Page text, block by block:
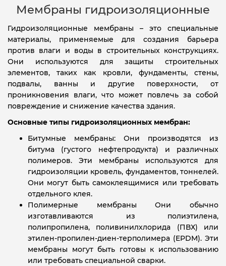
Мембраны гидроизоляционные
Гидроизоляционные мембраны – это специальные
материалы, применяемые для создания барьера
против влаги и воды в строительных конструкциях.
Они используются для защиты строительных
элементов, таких как кровли, фундаменты, стены,
подвалы, ванны и другие поверхности, от
проникновения влаги, что может повлечь за собой
повреждение и снижение качества здания.
Основные типы гидроизоляционных мембран:
Битумные мембраны: Они производятся из
битума (густого нефтепродукта) и различных
полимеров. Эти мембраны используются для
гидроизоляции кровель, фундаментов, тоннелей.
Они могут быть самоклеящимися или требовать
отдельного клея.
Полимерные мембраны Они обычно
изготавливаются из полиэтилена,
полипропилена, поливинилхлорида (ПВХ) или
этилен-пропилен-диен-терполимера (EPDM). Эти
мембраны могут быть готовы к использованию
или требовать специальной сварки.